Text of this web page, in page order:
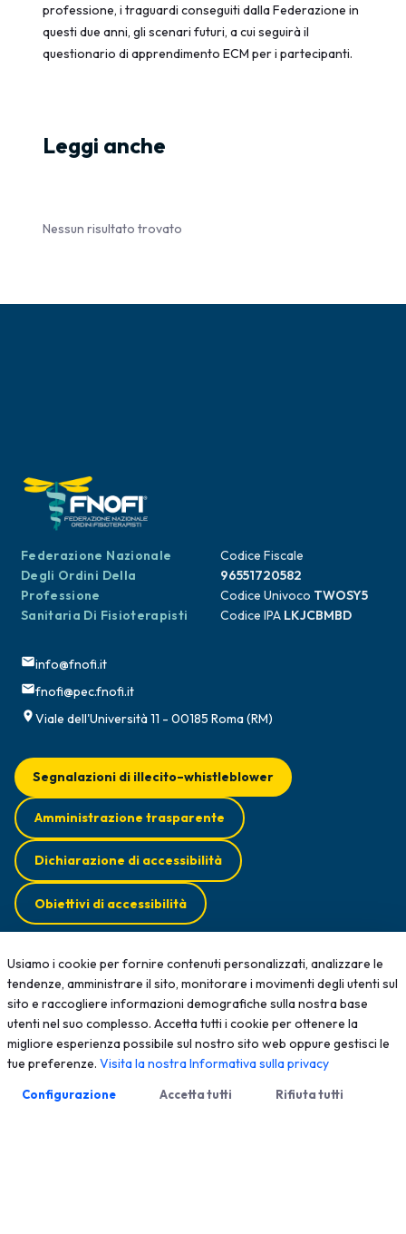
professione, i traguardi conseguiti dalla Federazione in
questi due anni, gli scenari futuri, a cui seguirà il
questionario di apprendimento ECM per i partecipanti.
Leggi anche
Nessun risultato trovato
Federazione Nazionale
Degli Ordini Della
Professione
Sanitaria Di Fisioterapisti
Codice Fiscale
96551720582
Codice Univoco TWOSY5
Codice IPA LKJCBMBD
info@fnofi.it
fnofi@pec.fnofi.it
Viale dell'Università 11 - 00185 Roma (RM)
Federazione
Ordini Territoriali
Normative
Diffusione Survey
Opportunità professionali
Formazione
Contatti
Segnalazioni di illecito–whistleblower
Amministrazione trasparente
Dichiarazione di accessibilità
Obiettivi di accessibilità
Usiamo i cookie per fornire contenuti personalizzati, analizzare le
tendenze, amministrare il sito, monitorare i movimenti degli utenti sul
sito e raccogliere informazioni demografiche sulla nostra base
utenti nel suo complesso. Accetta tutti i cookie per ottenere la
migliore esperienza possibile sul nostro sito web oppure gestisci le
tue preferenze. Visita la nostra Informativa sulla privacy
Configurazione Accetta tutti Rifiuta tutti